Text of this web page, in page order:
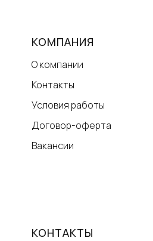
КОМПАНИЯ
О компании
Контакты
Условия работы
Договор-оферта
Вакансии
КОНТАКТЫ